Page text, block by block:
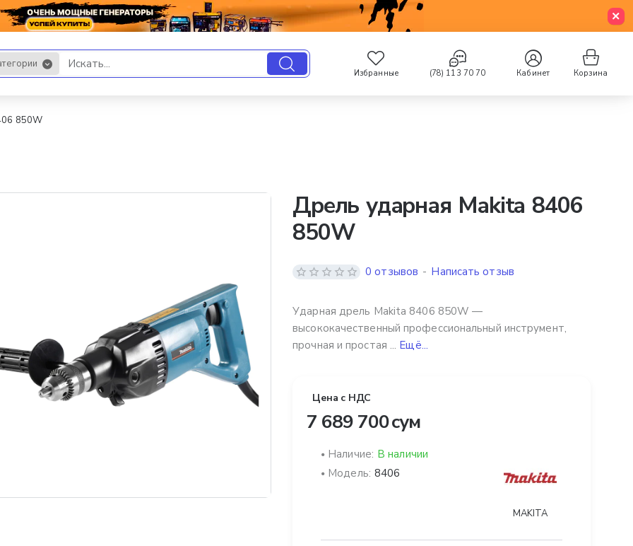
Избранные (78) 113 70 70 Кабинет Корзина
850W
Дрель ударная Makita 8406
850W
Ударная дрель Makita 8406 850W —
высококачественный профессиональный инструмент,
прочная и простая ... Ещё...
0 отзывов - Написать отзыв
Цена с НДС
7 689 700 сум
Наличие: В наличии
Модель: 8406
MAKITA